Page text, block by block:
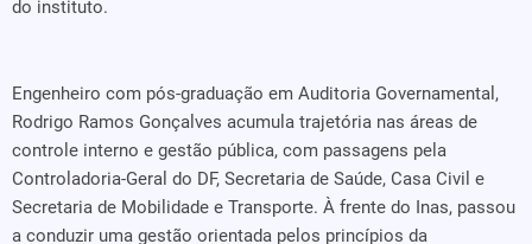
do instituto.
Engenheiro com pós-graduação em Auditoria Governamental,
Rodrigo Ramos Gonçalves acumula trajetória nas áreas de
controle interno e gestão pública, com passagens pela
Controladoria-Geral do DF, Secretaria de Saúde, Casa Civil e
Secretaria de Mobilidade e Transporte. À frente do Inas, passou
a conduzir uma gestão orientada pelos princípios da